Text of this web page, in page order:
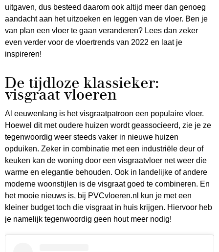
uitgaven, dus besteed daarom ook altijd meer dan genoeg
aandacht aan het uitzoeken en leggen van de vloer. Ben je
van plan een vloer te gaan veranderen? Lees dan zeker
even verder voor de vloertrends van 2022 en laat je
inspireren!
De tijdloze klassieker:
visgraat vloeren
Al eeuwenlang is het visgraatpatroon een populaire vloer.
Hoewel dit met oudere huizen wordt geassocieerd, zie je ze
tegenwoordig weer steeds vaker in nieuwe huizen
opduiken. Zeker in combinatie met een industriële deur of
keuken kan de woning door een visgraatvloer net weer die
warme en elegantie behouden. Ook in landelijke of andere
moderne woonstijlen is de visgraat goed te combineren. En
het mooie nieuws is, bij PVCvloeren.nl
kun je met een
kleiner budget toch die visgraat in huis krijgen. Hiervoor heb
je namelijk tegenwoordig geen hout meer nodig!